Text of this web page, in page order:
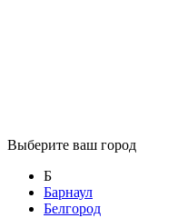
Выберите ваш город
Б
Барнаул
Белгород